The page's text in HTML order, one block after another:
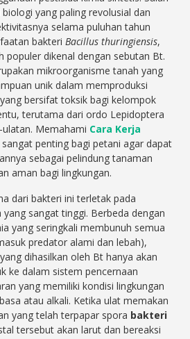
yang paling revolusial dan
selama puluhan tahun
bakteriBacillus thuringiensis,
populer dikenal dengan sebutan Bt.
mikroorganisme tanah yang
unik dalam memproduksi
bersifat toksik bagi kelompok
terutama dari ordo Lepidoptera
Memahami Cara Kerja
sangat penting bagi petani agar dapat
sebagai pelindung tanaman
aman bagi lingkungan.
dari bakteri ini terletak pada
yang sangat tinggi. Berbeda dengan
yang seringkali membunuh semua
predator alami dan lebah),
dihasilkan oleh Bt hanya akan
ke dalam sistem pencernaan
yang memiliki kondisi lingkungan
atau alkali. Ketika ulat memakan
yang telah terpapar spora bakteri
tersebut akan larut dan bereaksi